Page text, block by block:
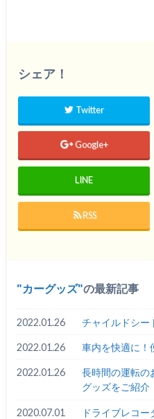
シェア！
Twitter
Google+
LINE
RSS
カーグッズ の最新記事
2022.01.26 チャイルドシー
2022.01.26 車内を快適に！
2022.01.26
長時間の運転の
グッズをご紹介
2020.07.01 ドライブレコ